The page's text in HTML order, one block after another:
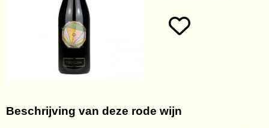
Wijnen per land
Gastenboek
Beschrijving van deze rode wijn